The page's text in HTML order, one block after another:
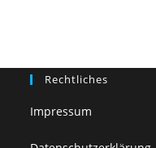
Rechtliches
Impressum